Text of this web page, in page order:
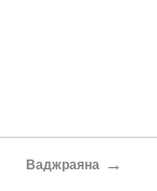
Ваджраяна →